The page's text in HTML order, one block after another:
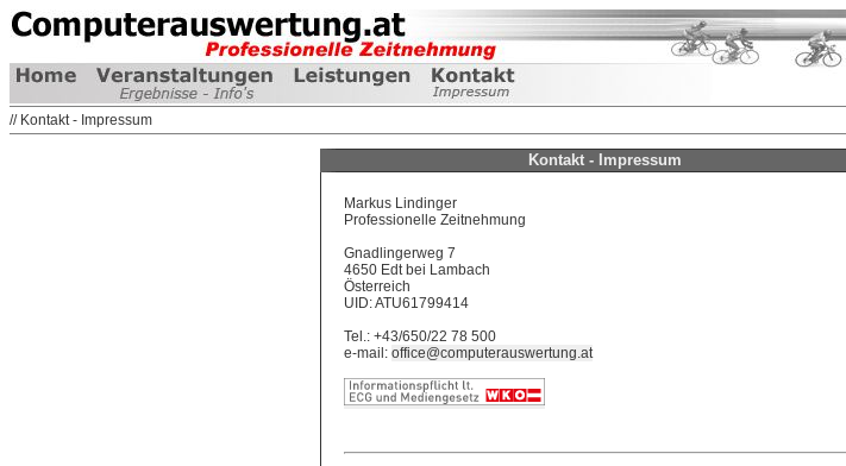
// Kontakt - Impressum
Kontakt - Impressum
Markus Lindinger
Professionelle Zeitnehmung
Gnadlingerweg 7
4650 Edt bei Lambach
Österreich
UID: ATU61799414
Tel.: +43/650/22 78 500
e-mail: office@computerauswertung.at